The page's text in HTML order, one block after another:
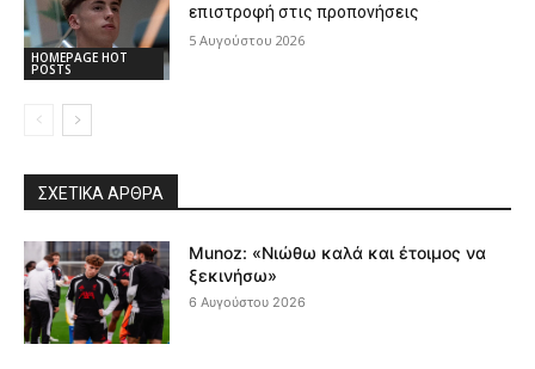
HOMEPAGE HOT
POSTS
επιστροφή στις προπονήσεις
5 Αυγούστου 2026
ΣΧΕΤΙΚΆ ΆΡΘΡΑ
Munoz: «Νιώθω καλά και έτοιμος να
ξεκινήσω»
6 Αυγούστου 2026